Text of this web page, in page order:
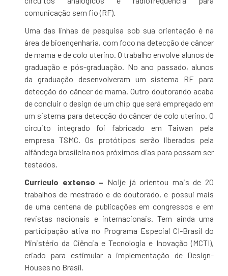
comunicação sem fio (RF).
Uma das linhas de pesquisa sob sua orientação é na
área de bioengenharia, com foco na detecção de câncer
de mama e de colo uterino. O trabalho envolve alunos de
graduação e pós-graduação. No ano passado, alunos
da graduação desenvolveram um sistema RF para
detecção do câncer de mama. Outro doutorando acaba
de concluir o design de um chip que será empregado em
um sistema para detecção do câncer de colo uterino. O
circuito integrado foi fabricado em Taiwan pela
empresa TSMC. Os protótipos serão liberados pela
alfândega brasileira nos próximos dias para possam ser
testados.
Currículo extenso – Noije já orientou mais de 20
trabalhos de mestrado e de doutorado, e possui mais
de uma centena de publicações em congressos e em
revistas nacionais e internacionais. Tem ainda uma
participação ativa no Programa Especial CI-Brasil do
Ministério da Ciência e Tecnologia e Inovação (MCTI),
criado para estimular a implementação de Design-
Houses no Brasil.